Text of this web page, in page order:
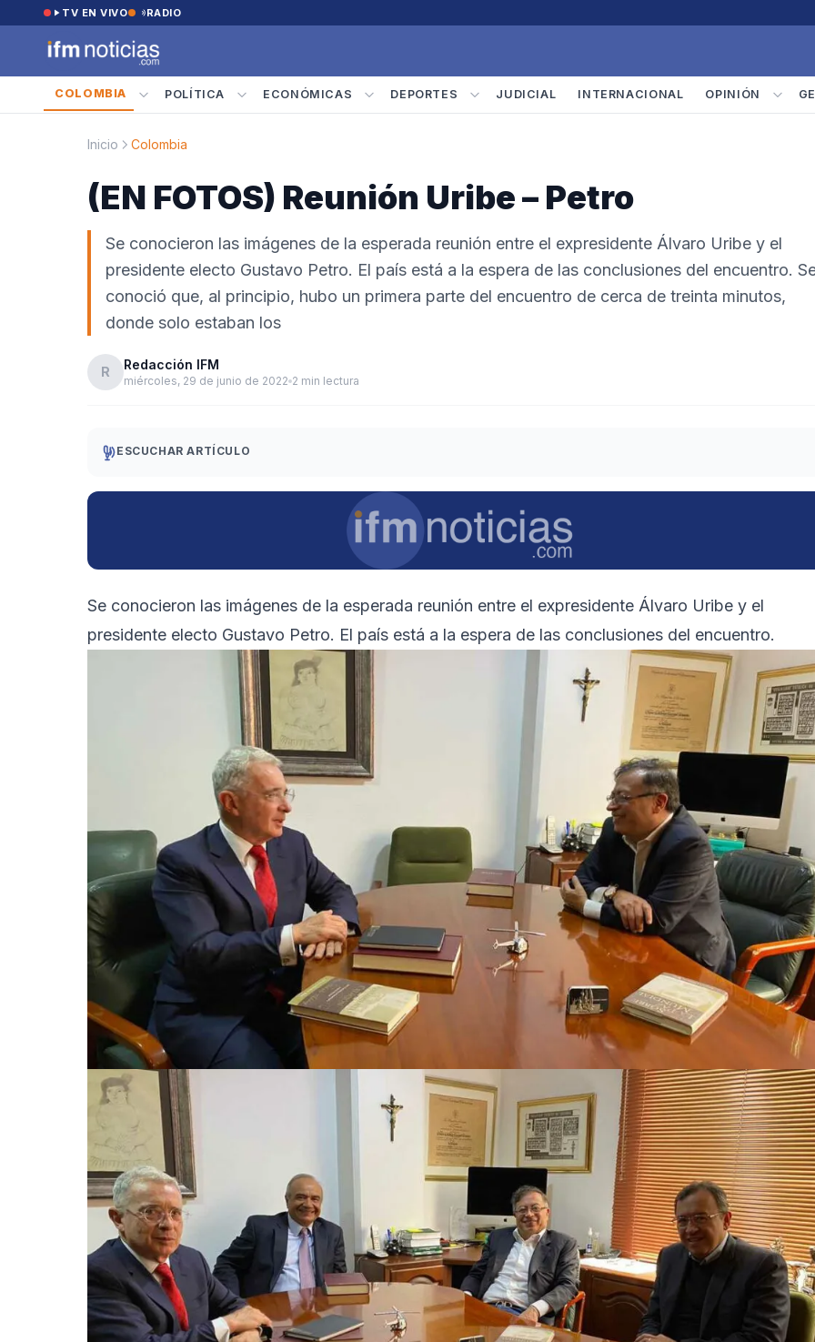
Saltar al contenido
TV EN VIVO RADIO
COLOMBIA POLÍTICA ECONÓMICAS DEPORTES JUDICIAL INTERNACIONAL OPINIÓN
Inicio Colombia
(EN FOTOS) Reunión Uribe – Petro
Se conocieron las imágenes de la esperada reunión entre el expresidente Álvaro Uribe y el
presidente electo Gustavo Petro. El país está a la espera de las conclusiones del encuentro.
conoció que, al principio, hubo un primera parte del encuentro de cerca de treinta minutos,
donde solo estaban los
R Redacción IFM
miércoles, 29 de junio de 2022 2 min lectura
ESCUCHAR ARTÍCULO
Se conocieron las imágenes de la esperada reunión entre el expresidente Álvaro Uribe y el
presidente electo Gustavo Petro. El país está a la espera de las conclusiones del encuentro.